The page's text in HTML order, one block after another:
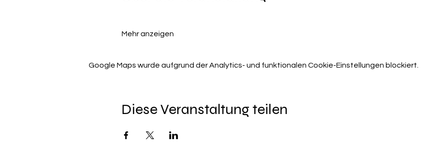
Mehr anzeigen
Google Maps wurde aufgrund der Analytics- und funktionalen Cookie-Einstellungen blockiert.
Diese Veranstaltung teilen